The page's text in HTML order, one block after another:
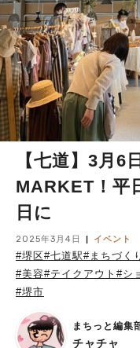
【七道】3月6
MARKET！平
日に
2025年3月4日 イベント
#堺区#七道駅#まちづく
#美容#テイクアウト #シ
#堺市
まちっと編集
チャチャ